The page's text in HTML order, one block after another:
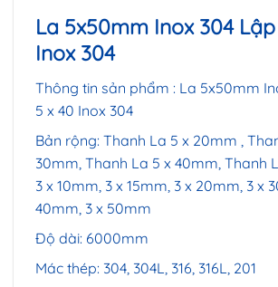
La 5x50mm Inox 304
Inox 304
Thông tin sản phẩm : La 5x50mm
5 x 40 Inox 304
Bản rộng: Thanh La 5 x 20mm ,
30mm, Thanh La 5 x 40mm, Thanh
3 x 10mm, 3 x 15mm, 3 x 20mm, 3 x
40mm, 3 x 50mm
Độ dài: 6000mm
Mác thép: 304, 304L, 316, 316L, 201